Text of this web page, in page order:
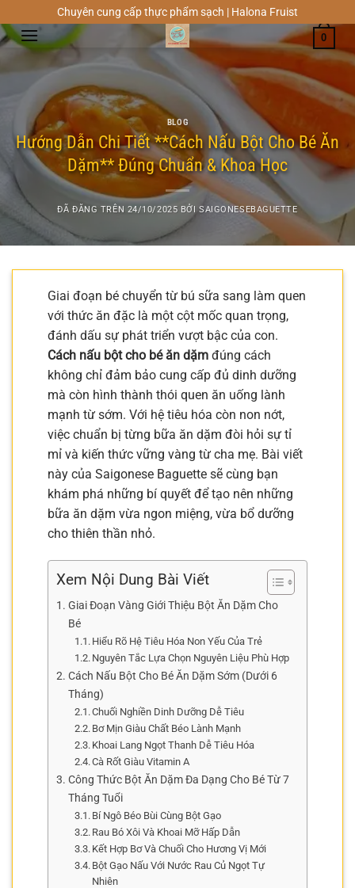
đến
nội
dung
Chuyên cung cấp thực phẩm sạch | Halona Fruist
0
BLOG
Hướng Dẫn Chi Tiết **Cách Nấu Bột Cho Bé Ăn
Dặm** Đúng Chuẩn & Khoa Học
ĐÃ ĐĂNG TRÊN 24/10/2025 BỞISAIGONESEBAGUETTE
Giai đoạn bé chuyển từ bú sữa sang làm quen
với thức ăn đặc là một cột mốc quan trọng,
đánh dấu sự phát triển vượt bậc của con.
Cách nấu bột cho bé ăn dặm đúng cách
không chỉ đảm bảo cung cấp đủ dinh dưỡng
mà còn hình thành thói quen ăn uống lành
mạnh từ sớm. Với hệ tiêu hóa còn non nớt,
việc chuẩn bị từng bữa ăn dặm đòi hỏi sự tỉ
mỉ và kiến thức vững vàng từ cha mẹ. Bài viết
này của Saigonese Baguette sẽ cùng bạn
khám phá những bí quyết để tạo nên những
bữa ăn dặm vừa ngon miệng, vừa bổ dưỡng
cho thiên thần nhỏ.
Xem Nội Dung Bài Viết
Giai Đoạn Vàng Giới Thiệu Bột Ăn Dặm Cho
Bé
Hiểu Rõ Hệ Tiêu Hóa Non Yếu Của Trẻ
Nguyên Tắc Lựa Chọn Nguyên Liệu Phù Hợp
Cách Nấu Bột Cho Bé Ăn Dặm Sớm (Dưới 6
Tháng)
Chuối Nghiền Dinh Dưỡng Dễ Tiêu
Bơ Mịn Giàu Chất Béo Lành Mạnh
Khoai Lang Ngọt Thanh Dễ Tiêu Hóa
Cà Rốt Giàu Vitamin A
Công Thức Bột Ăn Dặm Đa Dạng Cho Bé Từ 7
Tháng Tuổi
Bí Ngô Béo Bùi Cùng Bột Gạo
Rau Bó Xôi Và Khoai Mỡ Hấp Dẫn
Kết Hợp Bơ Và Chuối Cho Hương Vị Mới
Bột Gạo Nấu Với Nước Rau Củ Ngọt Tự
Nhiên